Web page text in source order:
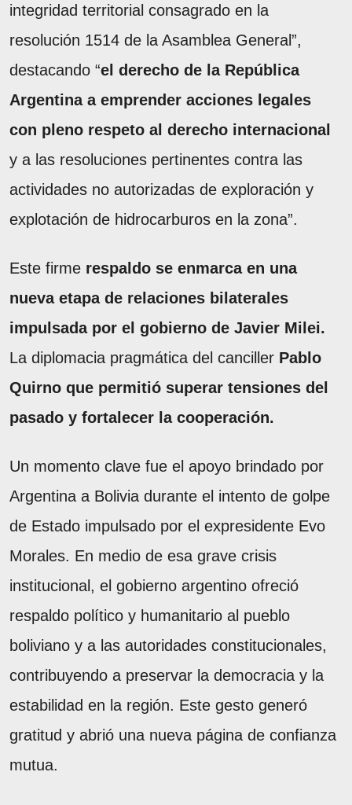
integridad territorial consagrado en la
resolución 1514 de la Asamblea General”,
destacando “el derecho de la República
Argentina a emprender acciones legales
con pleno respeto al derecho internacional
y a las resoluciones pertinentes contra las
actividades no autorizadas de exploración y
explotación de hidrocarburos en la zona”.
Este firme respaldo se enmarca en una
nueva etapa de relaciones bilaterales
impulsada por el gobierno de Javier Milei.
La diplomacia pragmática del canciller Pablo
Quirno que permitió superar tensiones del
pasado y fortalecer la cooperación.
Un momento clave fue el apoyo brindado por
Argentina a Bolivia durante el intento de golpe
de Estado impulsado por el expresidente Evo
Morales. En medio de esa grave crisis
institucional, el gobierno argentino ofreció
respaldo político y humanitario al pueblo
boliviano y a las autoridades constitucionales,
contribuyendo a preservar la democracia y la
estabilidad en la región. Este gesto generó
gratitud y abrió una nueva página de confianza
mutua.